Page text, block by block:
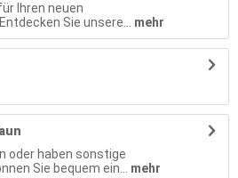
Ihren neuen
Sie unsere...
mehr
oder haben sonstige
Sie bequem ein...
mehr